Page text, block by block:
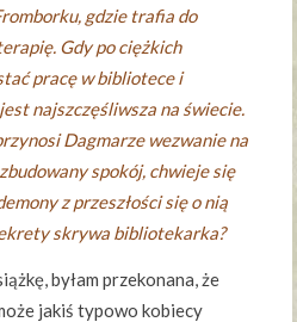
gdzie trafia do
Gdy po ciężkich
pracę w bibliotece i
najszczęśliwsza na świecie.
Dagmarze wezwanie na
spokój, chwieje się
z przeszłości się o nią
skrywa bibliotekarka?
byłam przekonana, że
jakiś typowo kobiecy